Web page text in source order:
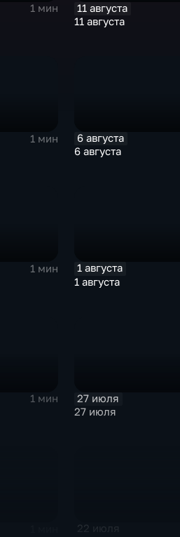
1 мин
11 августа
11 августа
1 мин
6 августа
6 августа
1 мин
1 августа
1 августа
1 мин
27 июля
27 июля
22 июля